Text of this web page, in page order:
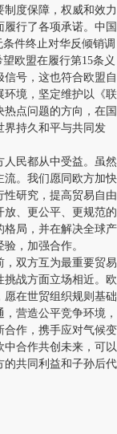
度保障，权威和效力
行了各项承诺。中国
件终止对华反倾销调
欧盟在履行第15条义
号，这也符合欧盟自
境，坚定维护以《联
点问题的方向，在国
界持久和平与共同发
民都从中受益。虽然
流。我们愿同欧方加快
研究，提高贸易自由
、更公平、更规范的
格局，并在解决全球产
，加强合作。
双方互为最重要贸易
战方面立场相近。欧
在世贸组织规则基础
营造公平竞争环境，
合作，携手应对气候变
合作共创未来，可以
的共同利益和子孙后代